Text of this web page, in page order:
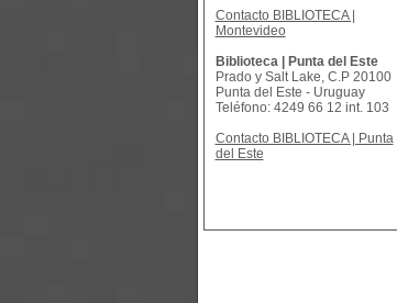
Contacto BIBLIOTECA |
Montevideo
Biblioteca | Punta del Este
Prado y Salt Lake, C.P 20100
Punta del Este - Uruguay
Teléfono: 4249 66 12 int. 103
Contacto BIBLIOTECA | Punta
del Este